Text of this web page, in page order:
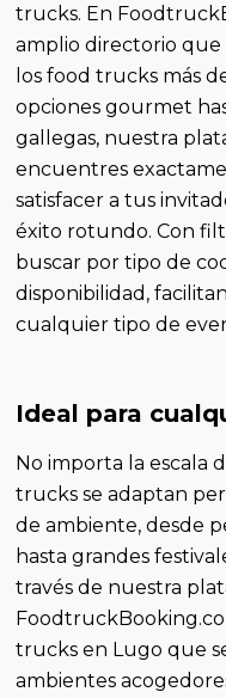
trucks. En
amplio directorio
los food trucks más
opciones gourmet
gallegas, nuestra
encuentres
satisfacer a tus
éxito rotundo. Con
buscar por tipo de
disponibilidad,
cualquier tipo de
Ideal para
No importa la escala
trucks se adaptan
de ambiente, desde
hasta grandes
través de nuestra
trucks en Lugo que
ambientes